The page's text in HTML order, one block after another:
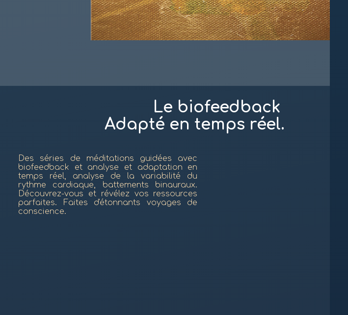
Le biofeedback
Adapté en temps réel.
Des séries de méditations guidées avec
biofeedback et analyse et adaptation en
temps réel, analyse de la variabilité du
rythme cardiaque, battements binauraux.
Découvrez-vous et révélez vos ressources
parfaites. Faites d'étonnants voyages de
conscience.